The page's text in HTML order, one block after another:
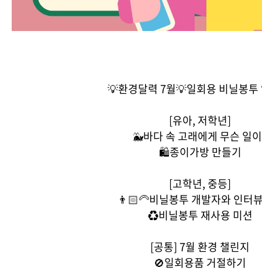
💡환경달력 7월💡일회용 비닐봉투
[유아, 저학년]
🐳바다 속 고래에게 무슨 일
🛍종이가방 만들기
[고학년, 중등]
👨🏻‍🦳비닐봉투 개발자와 인터
♻비닐봉투 재사용 미션
[공통] 7월 환경 챌린지
🚫일회용품 거절하기